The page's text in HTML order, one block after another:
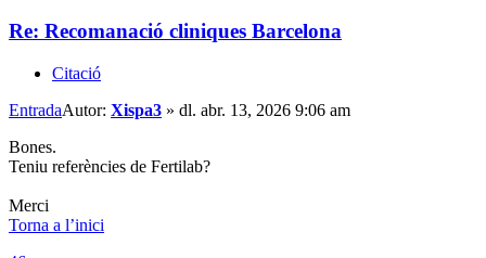
Re: Recomanació cliniques Barcelona
Citació
EntradaAutor: Xispa3 » dl. abr. 13, 2026 9:06 am
Bones.
Teniu referències de Fertilab?
Merci
Torna a l’inici